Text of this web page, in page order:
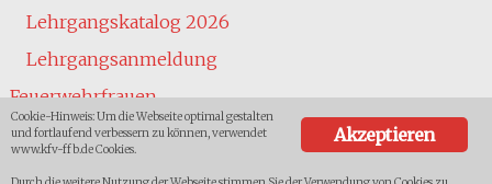
Lehrgangskatalog 2026
Lehrgangsanmeldung
Feuerwehrfrauen
Jugend
Übersicht
Akzeptieren
Cookie-Hinweis: Um die Webseite optimal gestalten
und fortlaufend verbessern zu können, verwendet
www.kfv-ffb.de Cookies.